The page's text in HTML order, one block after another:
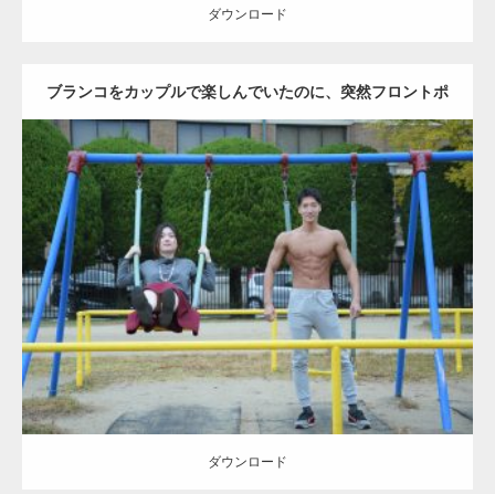
ダウンロード
ブランコをカップルで楽しんでいたのに、突然フロントポ
ーズをするマッチョ
Update: 2021.07.6
Category:公園のマッチョ その他 AKIHITO(細マッチョ) 腹筋 大胸筋
ダウンロード
ダウンロード